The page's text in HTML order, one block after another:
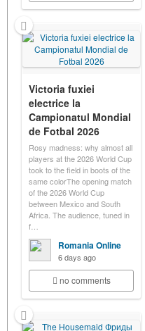
Victoria fuxiei
electrice la
Campionatul Mondial
de Fotbal 2026
Rosy madness: why almost all
players at the 2026 World Cup
took to the field in boots of the
same colorThe opening match
of the 2026 World Cup
between Mexico and South
Africa. The audience, tuned in
f…
Romania Online
6 days ago
no comments